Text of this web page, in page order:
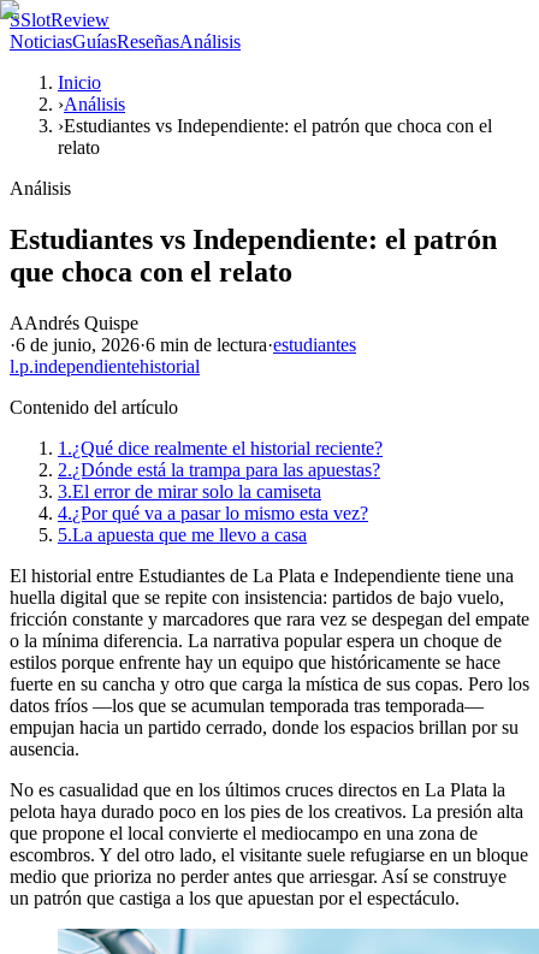
SSlotReview
NoticiasGuíasReseñasAnálisis
Inicio
›Análisis
›Estudiantes vs Independiente: el patrón que choca con el
relato
Análisis
Estudiantes vs Independiente: el patrón
que choca con el relato
AAndrés Quispe
·6 de junio, 2026·6 min de lectura·estudiantes
l.p.independientehistorial
Contenido del artículo
1.¿Qué dice realmente el historial reciente?
2.¿Dónde está la trampa para las apuestas?
3.El error de mirar solo la camiseta
4.¿Por qué va a pasar lo mismo esta vez?
5.La apuesta que me llevo a casa
El historial entre Estudiantes de La Plata e Independiente tiene una
huella digital que se repite con insistencia: partidos de bajo vuelo,
fricción constante y marcadores que rara vez se despegan del empate
o la mínima diferencia. La narrativa popular espera un choque de
estilos porque enfrente hay un equipo que históricamente se hace
fuerte en su cancha y otro que carga la mística de sus copas. Pero los
datos fríos —los que se acumulan temporada tras temporada—
empujan hacia un partido cerrado, donde los espacios brillan por su
ausencia.
No es casualidad que en los últimos cruces directos en La Plata la
pelota haya durado poco en los pies de los creativos. La presión alta
que propone el local convierte el mediocampo en una zona de
escombros. Y del otro lado, el visitante suele refugiarse en un bloque
medio que prioriza no perder antes que arriesgar. Así se construye
un patrón que castiga a los que apuestan por el espectáculo.